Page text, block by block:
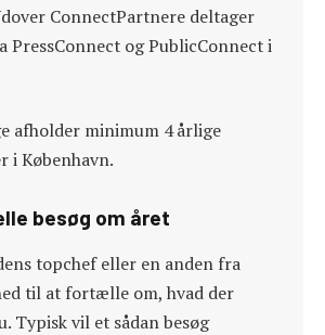
ConnectPartnere deltager
PressConnect og PublicConnect i
afholder minimum 4 årlige
i København.
besøg om året
topchef eller en anden fra
til at fortælle om, hvad der
Typisk vil et sådan besøg